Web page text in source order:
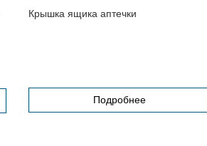
Крышка ящика аптечки
Подробнее